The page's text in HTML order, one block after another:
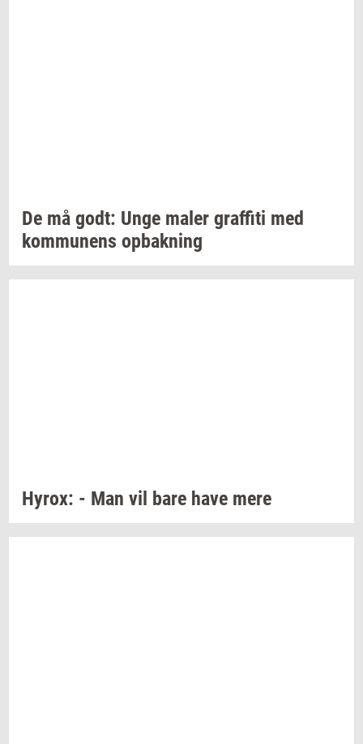
De må godt: Unge maler graf­fi­ti med
kom­mu­nens op­bak­ning
Hyrox: - Man vil bare have mere